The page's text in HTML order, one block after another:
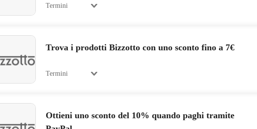
Termini
Trova i prodotti Bizzotto con uno sconto fino a 7€
Termini
Ottieni uno sconto del 10% quando paghi tramite